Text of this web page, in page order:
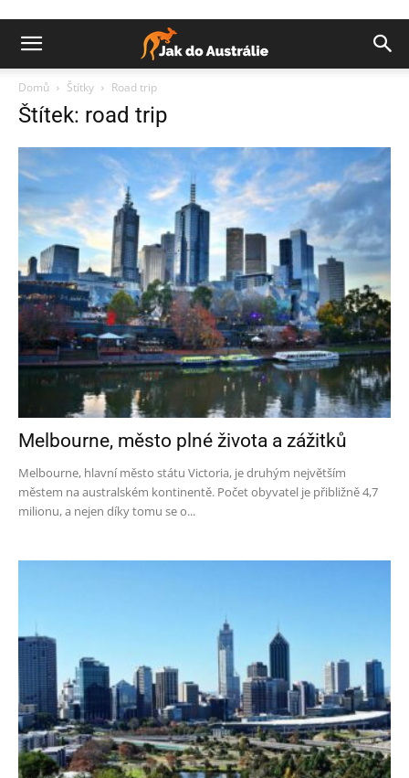
Domů Štítky Road trip
Štítek: road trip
Melbourne, město plné života a zážitků
Melbourne, hlavní město státu Victoria, je druhým největším
městem na australském kontinentě. Počet obyvatel je přibližně 4,7
milionu, a nejen díky tomu se o...